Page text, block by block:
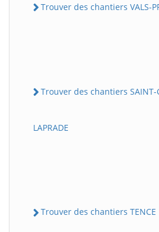
Trouver des chantiers VALS-
Trouver des chantiers SAINT-
LAPRADE
Trouver des chantiers TENCE